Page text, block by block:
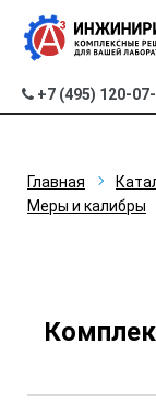
+7 (495) 120-
Главная
Меры и калибры